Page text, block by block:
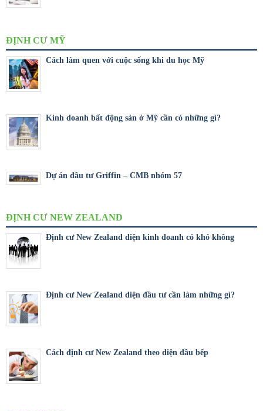
ĐỊNH CƯ MỸ
Cách làm quen với cuộc sống khi du học Mỹ
Kinh doanh bất động sản ở Mỹ cần có những gì?
Dự án đầu tư Griffin – CMB nhóm 57
ĐỊNH CƯ NEW ZEALAND
Định cư New Zealand diện kinh doanh có khó không
Định cư New Zealand diện đầu tư cần làm những gì?
Cách định cư New Zealand theo diện đầu bếp